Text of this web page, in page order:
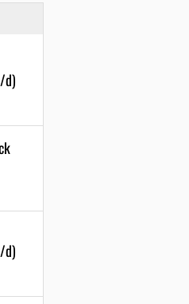
d)
d)